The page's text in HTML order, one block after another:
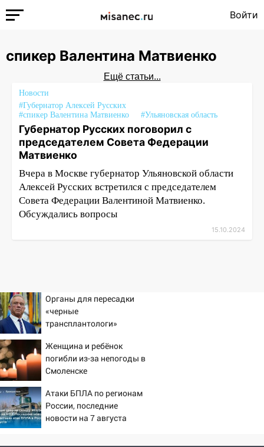
Войти
спикер Валентина Матвиенко
Ещё статьи...
Новости
#Губернатор Алексей Русских
#спикер Валентина Матвиенко
#Ульяновская область
Губернатор Русских поговорил с
председателем Совета Федерации
Матвиенко
Вчера в Москве губернатор Ульяновской области
Алексей Русских встретился с председателем
Совета Федерации Валентиной Матвиенко.
Обсуждались вопросы
15.10.2024
Органы для пересадки
«черные
трансплантологи»
пациентов
Женщина и ребёнок
погибли из-за непогоды в
Смоленске
Атаки БПЛА по регионам
России, последние
новости на 7 августа